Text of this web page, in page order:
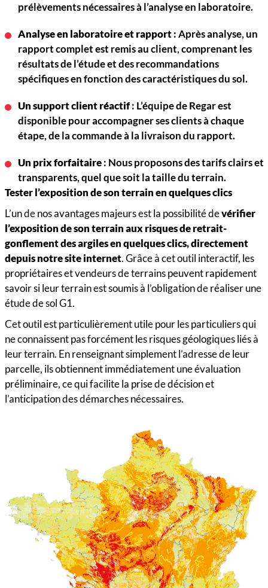
prélèvements nécessaires à l’analyse en laboratoire.
Analyse en laboratoire et rapport: Après analyse, un
rapport complet est remis au client, comprenant les
résultats de l’étude et des recommandations
spécifiques en fonction des caractéristiques du sol.
Un support client réactif: L’équipe de Regar est
disponible pour accompagner ses clients à chaque
étape, de la commande à la livraison du rapport.
Un prix forfaitaire: Nous proposons des tarifs clairs et
transparents, quel que soit la taille du terrain.
Tester l’exposition de son terrain en quelques clics
L’un de nos avantages majeurs est la possibilité devérifier
l’exposition de son terrain aux risques de retrait-
gonflement des argiles en quelques clics, directement
depuis notre site internet. Grâce à cet outil interactif, les
propriétaires et vendeurs de terrains peuvent rapidement
savoir si leur terrain est soumis à l’obligation de réaliser une
étude de sol G1.
Cet outil est particulièrement utile pour les particuliers qui
ne connaissent pas forcément les risques géologiques liés à
leur terrain. En renseignant simplement l’adresse de leur
parcelle, ils obtiennent immédiatement une évaluation
préliminaire, ce qui facilite la prise de décision et
l’anticipation des démarches nécessaires.